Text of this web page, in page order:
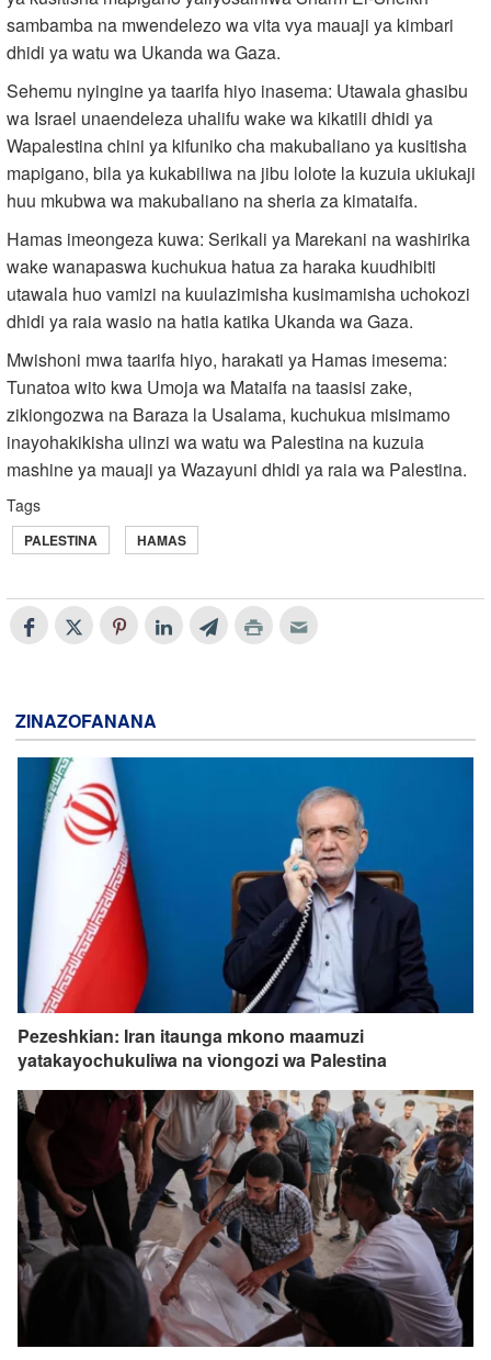
sambamba na mwendelezo wa vita vya mauaji ya kimbari
dhidi ya watu wa Ukanda wa Gaza.
Sehemu nyingine ya taarifa hiyo inasema: Utawala ghasibu
wa Israel unaendeleza uhalifu wake wa kikatili dhidi ya
Wapalestina chini ya kifuniko cha makubaliano ya kusitisha
mapigano, bila ya kukabiliwa na jibu lolote la kuzuia ukiukaji
huu mkubwa wa makubaliano na sheria za kimataifa.
Hamas imeongeza kuwa: Serikali ya Marekani na washirika
wake wanapaswa kuchukua hatua za haraka kuudhibiti
utawala huo vamizi na kuulazimisha kusimamisha uchokozi
dhidi ya raia wasio na hatia katika Ukanda wa Gaza.
Mwishoni mwa taarifa hiyo, harakati ya Hamas imesema:
Tunatoa wito kwa Umoja wa Mataifa na taasisi zake,
zikiongozwa na Baraza la Usalama, kuchukua misimamo
inayohakikisha ulinzi wa watu wa Palestina na kuzuia
mashine ya mauaji ya Wazayuni dhidi ya raia wa Palestina.
Tags
PALESTINA HAMAS
ZINAZOFANANA
Pezeshkian: Iran itaunga mkono maamuzi
yatakayochukuliwa na viongozi wa Palestina